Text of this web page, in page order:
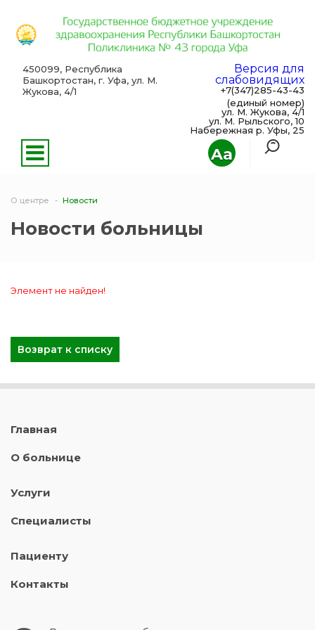
Aa
450099, Республика
Башкортостан, г. Уфа, ул. М.
Жукова, 4/1
Версия для
слабовидящих
+7(347)285-43-43
(единый номер)
ул. М. Жукова, 4/1
ул. М. Рыльского, 10
Набережная р. Уфы, 25
О центре Новости
Новости больницы
Элемент не найден!
Возврат к списку
Главная
О больнице
Услуги
Специалисты
Пациенту
Контакты